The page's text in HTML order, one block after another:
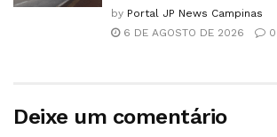
by Portal JP News Campinas
6 DE AGOSTO DE 2026
0
Deixe um comentário